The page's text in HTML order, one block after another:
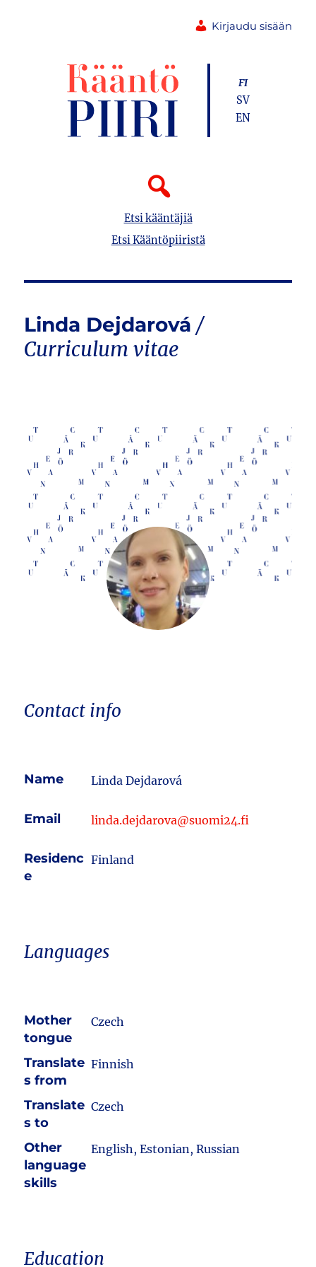
Kirjaudu sisään
Etsi kääntäjiä
Etsi Kääntöpiiristä
FI
SV
EN
Linda Dejdarová
Contact info
Name Linda Dejdarová
Email linda.dejdarova@suomi24.fi
Residenc
e
Finland
Languages
Mother
tongue
Czech
Translate
s from
Finnish
Translate
s to
Czech
Other
language
skills
English, Estonian, Russian
Education